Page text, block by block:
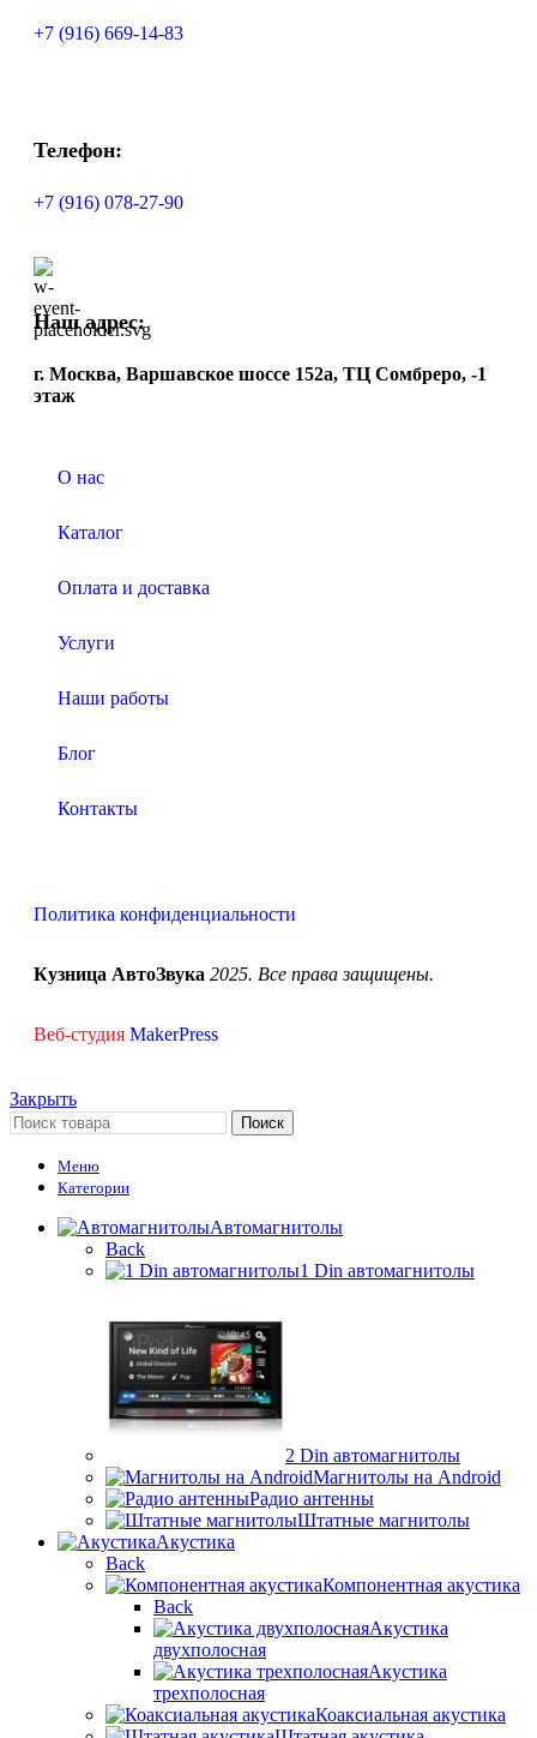
+7 (916) 669-14-83
Телефон:
+7 (916) 078-27-90
Наш адрес:
г. Москва, Варшавское шоссе 152а, ТЦ Сомбреро, -1
этаж
О нас
Каталог
Оплата и доставка
Услуги
Наши работы
Блог
Контакты
Политика конфиденциальности
Кузница АвтоЗвука 2025. Все права защищены.
Веб-студия MakerPress
Закрыть
Поиск
Меню
Категории
Автомагнитолы
Back
1 Din автомагнитолы
2 Din автомагнитолы
Магнитолы на Android
Радио антенны
Штатные магнитолы
Акустика
Back
Компонентная акустика
Back
Акустика
двухполосная
Акустика
трехполосная
Коаксиальная акустика